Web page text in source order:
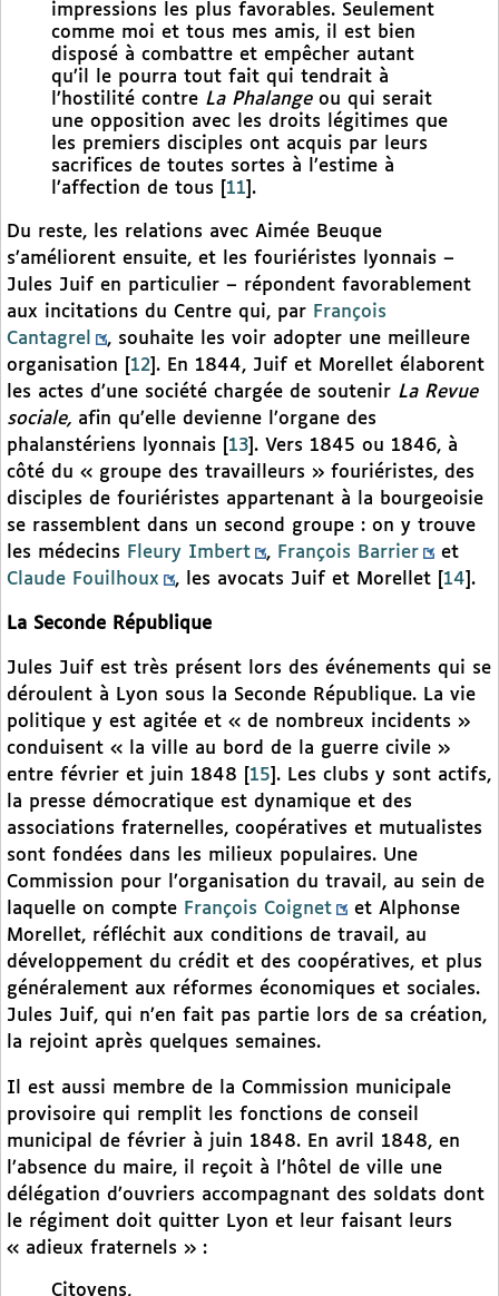
impressions les plus favorables. Seulement
comme moi et tous mes amis, il est bien
disposé à combattre et empêcher autant
qu’il le pourra tout fait qui tendrait à
l’hostilité contre La Phalangeou qui serait
une opposition avec les droits légitimes que
les premiers disciples ont acquis par leurs
sacrifices de toutes sortes à l’estime à
l’affection de tous
11 .
Du reste, les relations avec Aimée Beuque
s’améliorent ensuite, et les fouriéristes lyonnais –
Jules Juif en particulier – répondent favorablement
aux incitations du Centre qui, par François
Cantagrel
, souhaite les voir adopter une meilleure
organisation
12 . En 1844, Juif et Morellet élaborent
les actes d’une société chargée de soutenir La Revue
sociale, afin qu’elle devienne l’organe des
phalanstériens lyonnais
13 . Vers 1845 ou 1846, à
côté du « groupe des travailleurs » fouriéristes, des
disciples de fouriéristes appartenant à la bourgeoisie
se rassemblent dans un second groupe : on y trouve
les médecins Fleury Imbert , François Barrier
et
Claude Fouilhoux
, les avocats Juif et Morellet 14 .
La Seconde République
Jules Juif est très présent lors des événements qui se
déroulent à Lyon sous la Seconde République. La vie
politique y est agitée et « de nombreux incidents »
conduisent « la ville au bord de la guerre civile »
entre février et juin 1848
15 . Les clubs y sont actifs,
la presse démocratique est dynamique et des
associations fraternelles, coopératives et mutualistes
sont fondées dans les milieux populaires. Une
Commission pour l’organisation du travail, au sein de
laquelle on compte François Coignet
et Alphonse
Morellet, réfléchit aux conditions de travail, au
développement du crédit et des coopératives, et plus
généralement aux réformes économiques et sociales.
Jules Juif, qui n’en fait pas partie lors de sa création,
la rejoint après quelques semaines.
Il est aussi membre de la Commission municipale
provisoire qui remplit les fonctions de conseil
municipal de février à juin 1848. En avril 1848, en
l’absence du maire, il reçoit à l’hôtel de ville une
délégation d’ouvriers accompagnant des soldats dont
le régiment doit quitter Lyon et leur faisant leurs
« adieux fraternels » :
Citoyens,